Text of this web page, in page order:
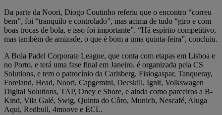
Da parte da Noori, Diogo Coutinho referiu que o encontro “correu
bem”, foi “tranquilo e controlado”, mas acima de tudo “giro e com
boas trocas de bola, e isso foi importante”. “Há espírito competitivo,
mas também de amizade, o que é bom a uma quinta-feira”, concluiu.
A Bola Padel Corporate League, que conta com etapas em Lisboa e
no Porto, e terá uma fase final em Janeiro, é organizada pela CS
Solutions, e tem o patrocínio da Carlsberg, Fisiogaspar, Tanqueray,
Foreland, Head, Noori, Capgemini, Decskill, Ignit, Volkswagen
Digital Solutions, TAP, Oney e Shore, e ainda como parceiros a B-
Kind, Vila Galé, Swig, Quinta do Côro, Munich, Nescafé, Aluga
Aqui, Redbull, 4moove e ECL.